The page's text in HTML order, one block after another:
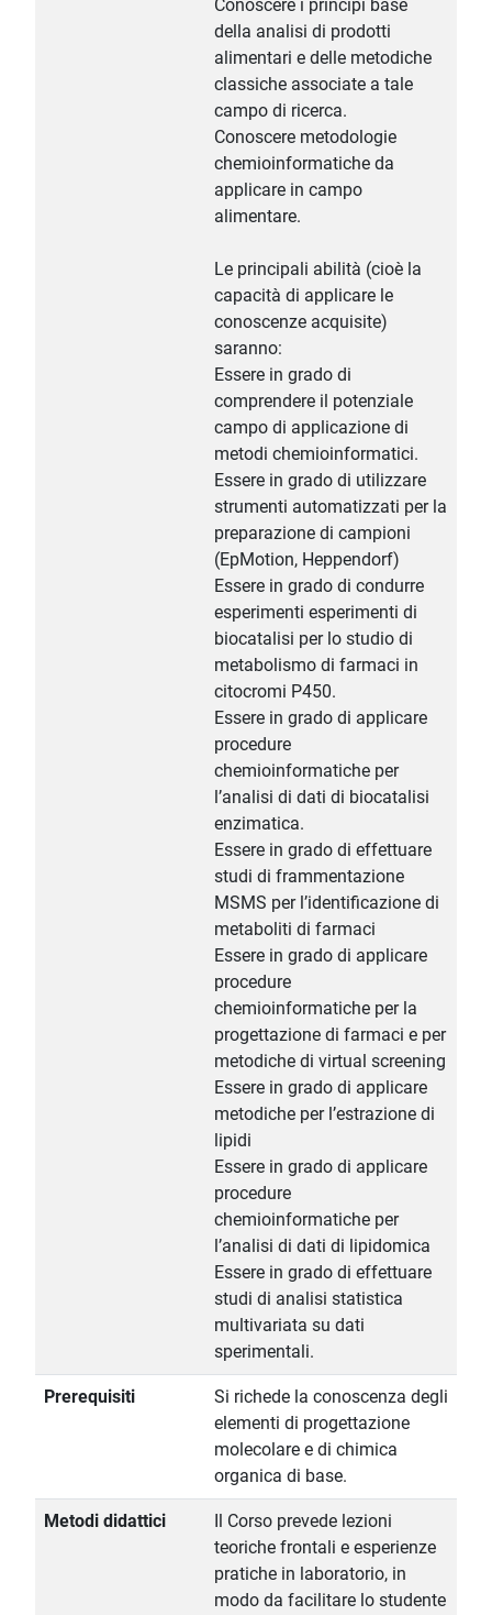
Conoscere i principi base
della analisi di prodotti
alimentari e delle metodiche
classiche associate a tale
campo di ricerca.
Conoscere metodologie
chemioinformatiche da
applicare in campo
alimentare.
Le principali abilità (cioè la
capacità di applicare le
conoscenze acquisite)
saranno:
Essere in grado di
comprendere il potenziale
campo di applicazione di
metodi chemioinformatici.
Essere in grado di utilizzare
strumenti automatizzati per la
preparazione di campioni
(EpMotion, Heppendorf)
Essere in grado di condurre
esperimenti esperimenti di
biocatalisi per lo studio di
metabolismo di farmaci in
citocromi P450.
Essere in grado di applicare
procedure
chemioinformatiche per
l’analisi di dati di biocatalisi
enzimatica.
Essere in grado di effettuare
studi di frammentazione
MSMS per l’identificazione di
metaboliti di farmaci
Essere in grado di applicare
procedure
chemioinformatiche per la
progettazione di farmaci e per
metodiche di virtual screening
Essere in grado di applicare
metodiche per l’estrazione di
lipidi
Essere in grado di applicare
procedure
chemioinformatiche per
l’analisi di dati di lipidomica
Essere in grado di effettuare
studi di analisi statistica
multivariata su dati
sperimentali.
Prerequisiti
Si richede la conoscenza degli
elementi di progettazione
molecolare e di chimica
organica di base.
Metodi didattici
Il Corso prevede lezioni
teoriche frontali e esperienze
pratiche in laboratorio, in
modo da facilitare lo studente